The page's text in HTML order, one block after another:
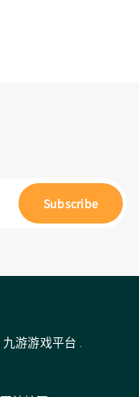
Subscribe
九游游戏平台